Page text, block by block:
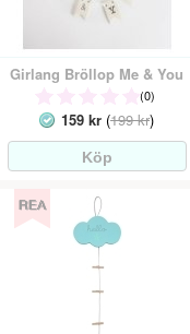
Girlang Bröllop Me & You
(0)
159 kr (199 kr)